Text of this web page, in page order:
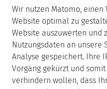
Wir nutzen Matomo, einen
Website optimal zu
Website auszuwerten und
Nutzungsdaten an unsere
Analyse gespeichert. Ihre
Vorgang gekürzt und
verhindern wollen, dass